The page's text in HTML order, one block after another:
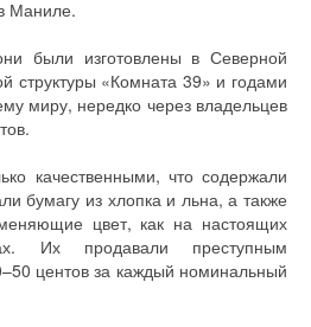
Маниле.
были изготовлены в Северной
структуры «Комната 39» и годами
миру, нередко через владельцев
качественными, что содержали
бумагу из хлопка и льна, а также
цвет, как на настоящих
Их продавали преступным
центов за каждый номинальный